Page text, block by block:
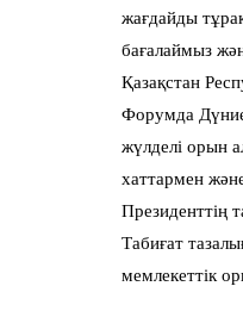
жағдайды
бағалаймыз
Қазақстан
Форумда
жүлделі орын
хаттармен
Президенттің
Табиғат
мемлекеттік